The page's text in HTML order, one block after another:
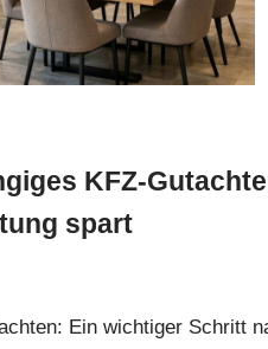
KFZ-
spart
Ein wichtiger Schritt